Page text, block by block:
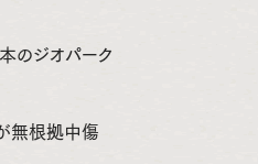
のジオパーク
無根拠中傷